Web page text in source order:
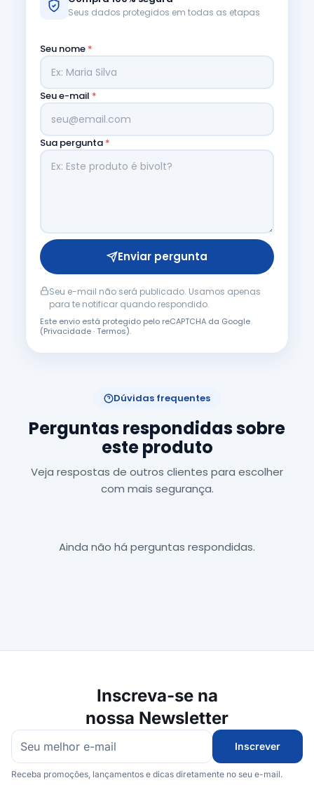
Seus dados protegidos em todas as etapas
Seu nome *
Seu e-mail *
Sua pergunta *
Enviar pergunta
Seu e-mail não será publicado. Usamos apenas
para te notificar quando respondido.
Este envio está protegido pelo reCAPTCHA da Google
(Privacidade·Termos).
Dúvidas frequentes
Perguntas respondidas sobre
este produto
Veja respostas de outros clientes para escolher
com mais segurança.
Ainda não há perguntas respondidas.
Inscreva-se na
nossa Newsletter
Inscrever
Receba promoções, lançamentos e dicas diretamente no seu e-mail.